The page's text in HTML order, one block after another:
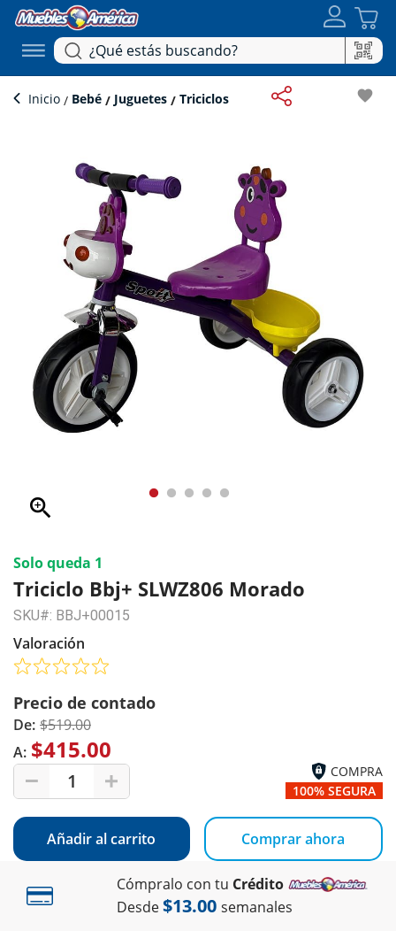
Inicio Bebé Juguetes Triciclos favorite
zoom_in
Solo queda 1
Triciclo Bbj+ SLWZ806 Morado
SKU#: BBJ+00015
Valoración
Precio de contado
De: $519.00
A: $415.00
1
COMPRA
100% SEGURA
Añadir al carrito Comprar ahora
Cómpralo con tu Crédito
Desde$13.00 semanales